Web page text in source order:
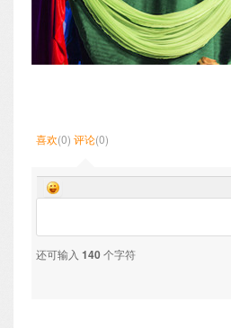
喜欢(0) 评论(0)
还可输入 140个字符